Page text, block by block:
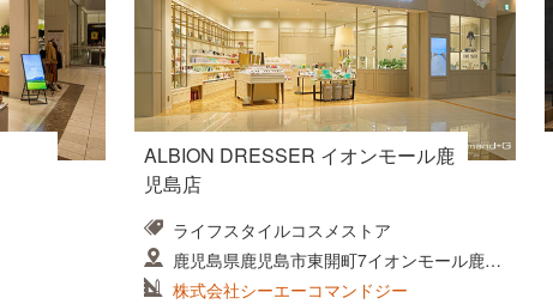
ALBION DRESSER イオンモール鹿
児島店
ライフスタイルコスメストア
鹿児島県鹿児島市東開町7イオンモール鹿児
島店1F
株式会社シーエーコマンドジー